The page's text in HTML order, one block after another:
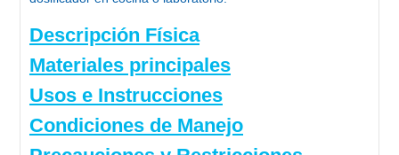
Descripción Física
Materiales principales
Usos e Instrucciones
Condiciones de Manejo